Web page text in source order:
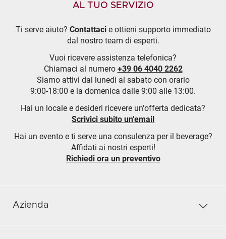
AL TUO SERVIZIO
Ti serve aiuto? Contattacie ottieni supporto immediato
dal nostro team di esperti.
Vuoi ricevere assistenza telefonica?
Chiamaci al numero +39 06 4040 2262
Siamo attivi dal lunedì al sabato con orario
9:00-18:00 e la domenica dalle 9:00 alle 13:00.
Hai un locale e desideri ricevere un'offerta dedicata?
Scrivici subito un'email
Hai un evento e ti serve una consulenza per il beverage?
Affidati ai nostri esperti!
Richiedi ora un preventivo
Azienda